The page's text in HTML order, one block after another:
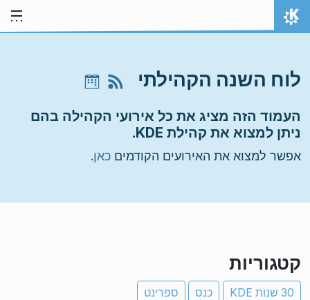
דילוג לתוכן
אתר הבית
לוח השנה הקהילתי
העמוד הזה מציג את כל אירועי הקהילה בהם
ניתן למצוא את קהילת KDE.
אפשר למצוא את האירועים הקודמיםכאן.
קטגוריות
30 שנות KDE כנס ספרינט